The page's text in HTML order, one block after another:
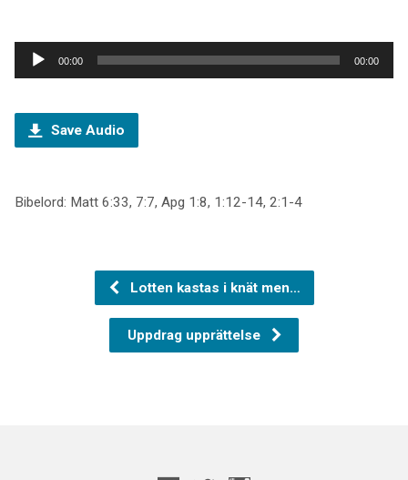
Ljudspelare
00:00 00:00
Save Audio
Bibelord: Matt 6:33, 7:7, Apg 1:8, 1:12-14, 2:1-4
Lotten kastas i knät men…
Uppdrag upprättelse